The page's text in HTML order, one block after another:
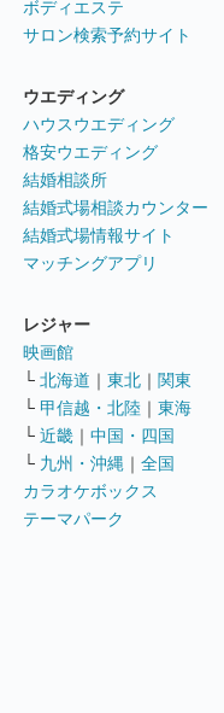
ボディエステ
サロン検索予約サイト
ウエディング
ハウスウエディング
格安ウエディング
結婚相談所
結婚式場相談カウンター
結婚式場情報サイト
マッチングアプリ
レジャー
映画館
└ 北海道 ｜ 東北 ｜ 関東
└ 甲信越・北陸 ｜ 東海
└ 近畿 ｜ 中国・四国
└ 九州・沖縄 ｜ 全国
カラオケボックス
テーマパーク